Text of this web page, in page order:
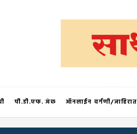
पी.डी.एफ. अंक ऑनलाईन वर्गणी/जाहिरात